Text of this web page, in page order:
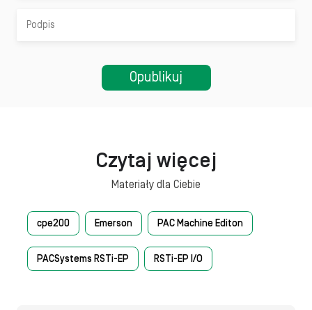
Czytaj więcej
Materiały dla Ciebie
cpe200 Emerson PAC Machine Editon
PACSystems RSTi-EP RSTi-EP I/O